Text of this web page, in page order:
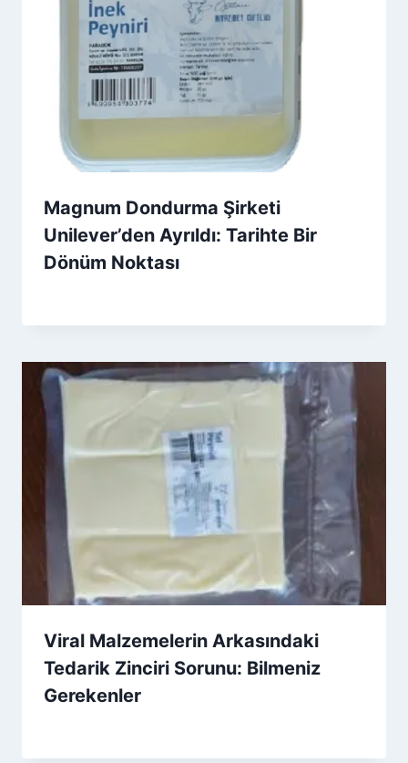
Magnum Dondurma Şirketi
Unilever’den Ayrıldı: Tarihte Bir
Dönüm Noktası
Viral Malzemelerin Arkasındaki
Tedarik Zinciri Sorunu: Bilmeniz
Gerekenler